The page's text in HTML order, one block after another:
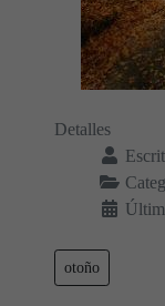
Detalles
otoño